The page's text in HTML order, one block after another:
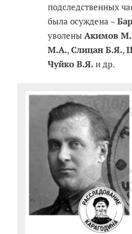
подследственных
была осуждена –
уволеныАкимов
М.А.,Слицан Б.Я.,
Чуйко В.Я. и др.